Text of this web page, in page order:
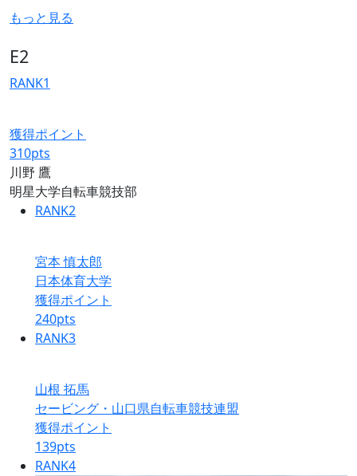
もっと見る
E2
RANK1
獲得ポイント
310pts
川野 鷹
明星大学自転車競技部
RANK2
宮本 慎太郎
日本体育大学
獲得ポイント
240pts
RANK3
山根 拓馬
セービング・山口県自転車競技連盟
獲得ポイント
139pts
RANK4